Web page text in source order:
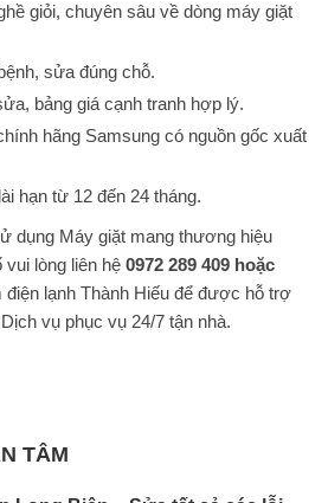
giỏi, chuyên sâu về dòng máy giặt
sửa đúng chỗ.
bảng giá cạnh tranh hợp lý.
hãng Samsung có nguồn gốc xuất
hạn từ 12 đến 24 tháng.
dụng Máy giặt mang thương hiệu
lòng liên hệ 0972 289 409 hoặc
điện lạnh Thành Hiếu để được hỗ trợ
vụ phục vụ 24/7 tận nhà.
TÂM